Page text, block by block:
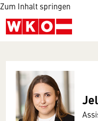
Zum Inhalt springen